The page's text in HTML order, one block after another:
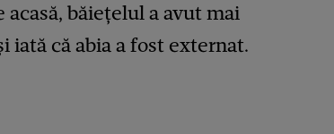
băiețelul a avut mai
iată că abia a fost externat.